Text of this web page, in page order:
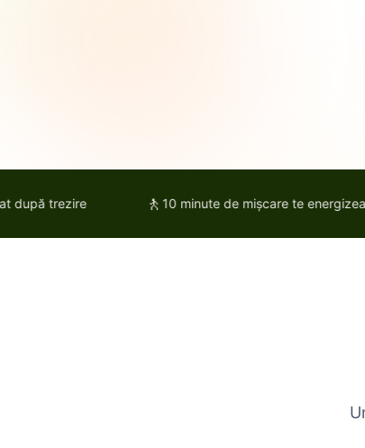
trezire 10 minute de mișcare te energizează